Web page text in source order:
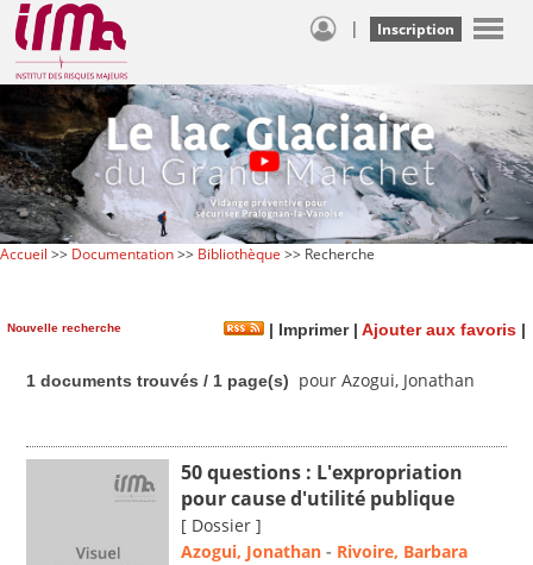
| Inscription
Accueil >> Documentation>> Bibliothèque >> Recherche
Nouvelle recherche | Imprimer| Ajouter aux favoris |
1 documents trouvés / 1 page(s) pour Azogui, Jonathan
50 questions : L'expropriation
pour cause d'utilité publique
[ Dossier ]
Azogui, Jonathan - Rivoire, Barbara